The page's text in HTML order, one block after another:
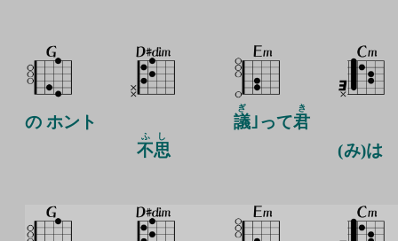
の ホント
不思
ふし
議
ぎ
｣って君
き
(み)は